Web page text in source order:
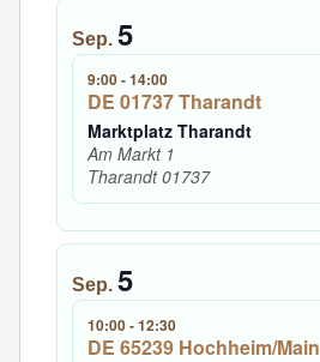
Sep. 5
9:00-14:00
DE 01737 Tharandt
Marktplatz Tharandt
Am Markt 1
Tharandt01737
Sep. 5
10:00-12:30
DE 65239 Hochheim/Main